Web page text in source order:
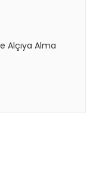
Alçıya Alma